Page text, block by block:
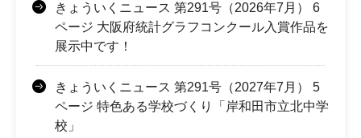
きょういくニュース 第291号（2026年7月） 6
ページ 大阪府統計グラフコンクール入賞作品を
展示中です！
きょういくニュース 第291号（2027年7月） 5
ページ 特色ある学校づくり「岸和田市立北中学
校」